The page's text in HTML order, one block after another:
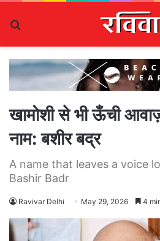
खामोशी से भी ऊँची
नाम: बशीर बद्र
A name that leaves a voice
Bashir Badr
Ravivar Delhi May 29, 2026 4